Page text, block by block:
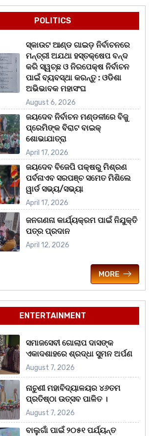
POLITICS
ସ୍କାଉଟ ଆଣ୍ଡ ଗାଇଡ଼ ନିର୍ବାଚନରେ
ମନ୍ତ୍ରୀ ଅଯଥା ହସ୍ତକ୍ଷେପ ବନ୍ଦ
କରି ସ୍ୱଚ୍ଛ ଓ ନିରପେକ୍ଷ ନିର୍ବାଚନ
ପାଇଁ ବ୍ୟବସ୍ଥା କରନ୍ତୁ : ଓଡିଶା
ଅଭିଭାବକ ମହାସଂଘ
August 6, 2026
ଜୟଦେବ ନିର୍ବାଚନ ମଣ୍ଡଳୀରେ ବିଜୁ
ପ୍ରେମିଙ୍କ ବିରାଟ ବାଇକ୍
ଶୋଭାଯାତ୍ରା
April 17, 2026
ଜୟଦେବ ବିଜେପି ପକ୍ଷରୁ ମିଶ୍ରଣ
ପର୍ବନାଏବ ସରପଞ୍ଚ ସମେତ ମିଶିଲେ
ୱାର୍ଡ ସଭ୍ୟ/ସଭ୍ୟା
April 17, 2026
ଜନଗଣନା କାର୍ଯ୍ୟକ୍ରମ ପାଇଁ ନିଯୁକ୍ତି
ପତ୍ର ପ୍ରଦାନ
April 12, 2026
MORE
ENTERTAINMENT
ସମାଜସେବୀ ଗୋଲାପ ଦାସଙ୍କ
ଏକାଦଶାହରେ ଶ୍ରଦ୍ଧା ସୁମନ ଅର୍ପଣ
August 7, 2026
ନାଚୁଣୀ ମହାବିଦ୍ୟାଳୟର ୪୬ତମ
ପ୍ରତିଷ୍ଠା ଉତ୍ସବ ପାଳିତ ।
August 7, 2026
ବାଲୁଗାଁ ପାଇଁ ୨୦୫୧ ପର୍ଯ୍ୟନ୍ତ